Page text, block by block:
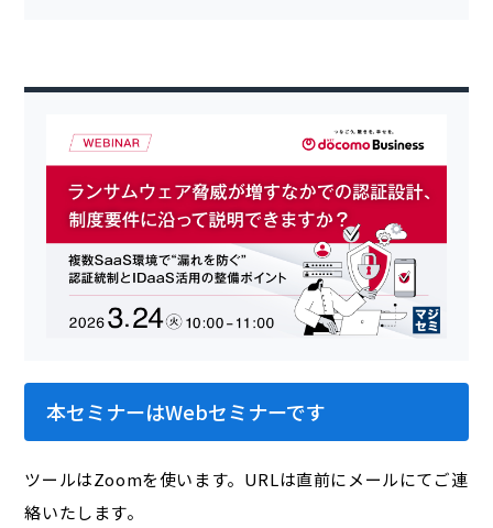
本セミナーはWebセミナーです
ツールはZoomを使います。URLは直前にメールにてご連
絡いたします。